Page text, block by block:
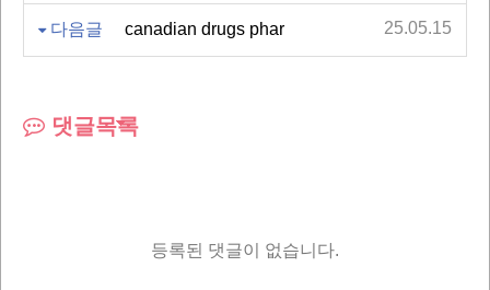
다음글 canadian drugs phar 25.05.15
댓글목록
등록된 댓글이 없습니다.